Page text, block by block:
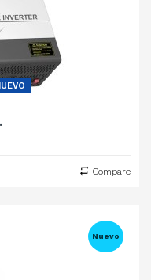
Compare
Nuevo